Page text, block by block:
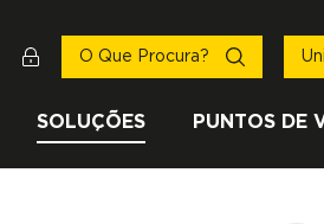
SOLUÇÕES PUNTOS DE
O Que Procura?